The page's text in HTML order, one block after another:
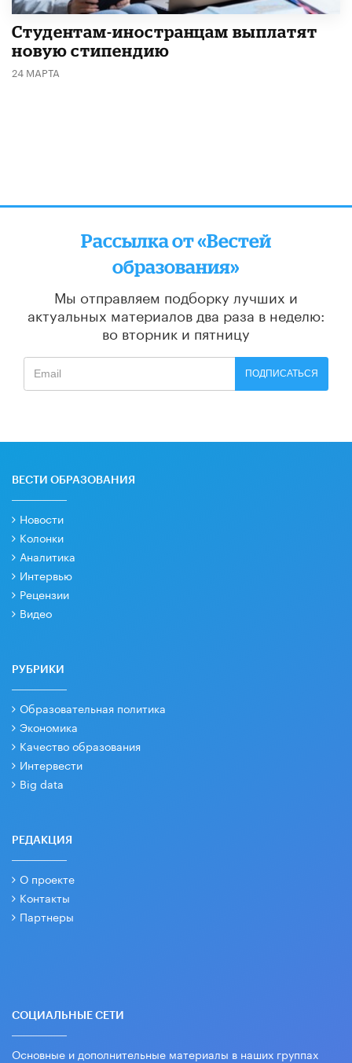
Студентам-иностранцам выплатят
новую стипендию
24 МАРТА
Рассылка от «Вестей
образования»
Мы отправляем подборку лучших и
актуальных материалов два раза в неделю:
во вторник и пятницу
ПОДПИСАТЬСЯ
ВЕСТИ ОБРАЗОВАНИЯ
Новости
Колонки
Аналитика
Интервью
Рецензии
Видео
РУБРИКИ
Образовательная политика
Экономика
Качество образования
Интервести
Big data
РЕДАКЦИЯ
О проекте
Контакты
Партнеры
СОЦИАЛЬНЫЕ СЕТИ
Основные и дополнительные материалы в наших группах